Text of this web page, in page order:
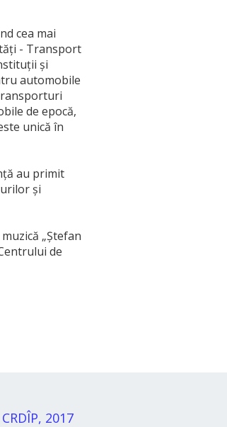
cea mai
­- Transport
și
automobile
de epocă,
unică în
au primit
și
„Ștefan
de
CRDÎP, 2017